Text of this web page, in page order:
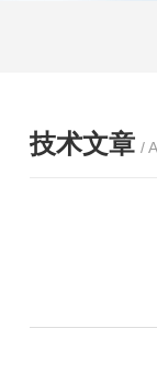
技术文章 /